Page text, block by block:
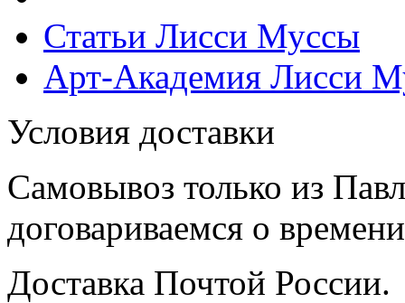
Статьи Лисси Муссы
Арт-Академия Лисси
Условия доставки
Самовывоз только из
договариваемся о
Доставка Почтой России.